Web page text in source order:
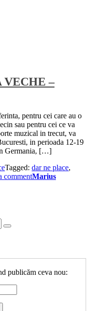
VECHE –
pentru cei care au o
sau pentru cei ce va
muzical in trecut, va
in perioada 12-19
Germania, […]
Tagged: dar ne place,
commentMarius
publicăm ceva nou: